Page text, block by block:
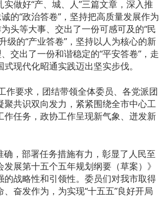
做好“产、城、人”三篇文章，深入推
的“政治答卷”，坚持把高质量发展作为
头等大事、交出了一份可感可及的“民
的“产业答卷”，坚持以人为核心的新
交出了一份和谐稳定的“平安答卷”，走
现代化昭通实践迈出坚实步伐。
要求，团结带领全体委员、各党派团
共识双向发力，紧紧围绕全市中心工
任务，政协工作呈现新气象、迸发新
，部署任务措施有力，彰显了人民至
展第十五个五年规划纲要（草案）》
战略性和引领性。委员们对我市取得
奋发作为，为实现“十五五”良好开局